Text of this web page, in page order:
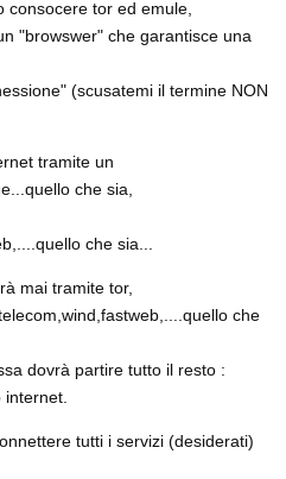
tor ed emule,
"browswer" che garantisce una
(scusatemi il termine NON
tramite un
che sia,
che sia...
mai tramite tor,
che
dovrà partire tutto il resto :
tutti i servizi (desiderati)